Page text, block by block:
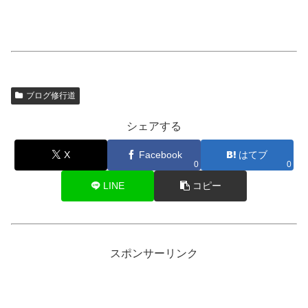
ブログ修行道
シェアする
X Facebook
0
はてブ
0
LINE コピー
スポンサーリンク